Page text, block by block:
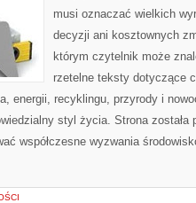
musi oznaczać wielkich
decyzji ani kosztownych
którym czytelnik może
rzetelne teksty dotyczące
energii, recyklingu, przyrody i
styl życia. Strona została
współczesne wyzwania